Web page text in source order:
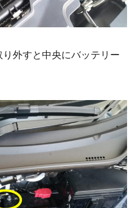
外すと中央にバッテリー